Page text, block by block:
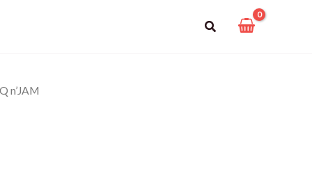
Suchen
n’JAM